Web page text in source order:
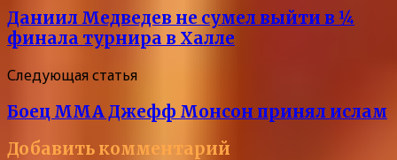
Даниил Медведев не сумел выйти в ¼
финала турнира в Халле
Следующая статья
Боец MMA Джефф Монсон принял ислам
Добавить комментарий